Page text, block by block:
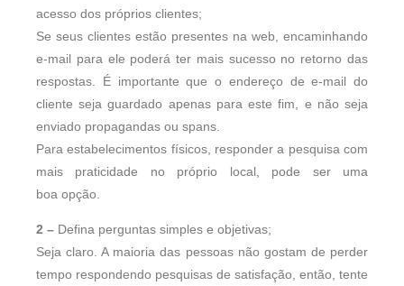
acesso dos próprios clientes;
Se seus clientes estão presentes na web, encaminhando
e-mail para ele poderá ter mais sucesso no retorno das
respostas. É importante que o endereço de e-mail do
cliente seja guardado apenas para este fim, e não seja
enviado propagandas ou spans.
Para estabelecimentos físicos, responder a pesquisa com
mais praticidade no próprio local, pode ser uma
boa opção.
2 – Defina perguntas simples e objetivas;
Seja claro. A maioria das pessoas não gostam de perder
tempo respondendo pesquisas de satisfação, então, tente